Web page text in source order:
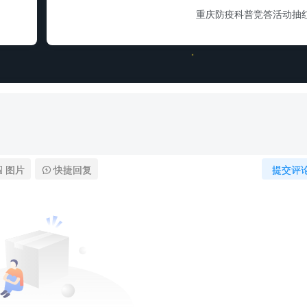
重庆防疫科普竞答活动抽
提交评
图片 快捷回复